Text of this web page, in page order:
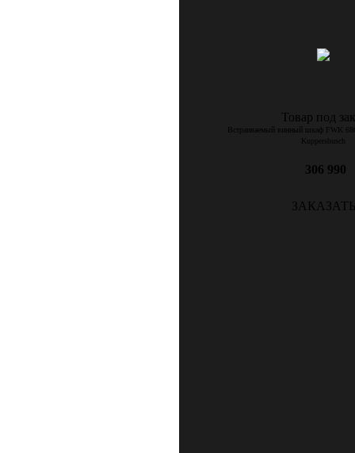
Товар под
Встраиваемый винный шкаф FWK
Kuppersbusch
306 990
ЗАКАЗАТЬ